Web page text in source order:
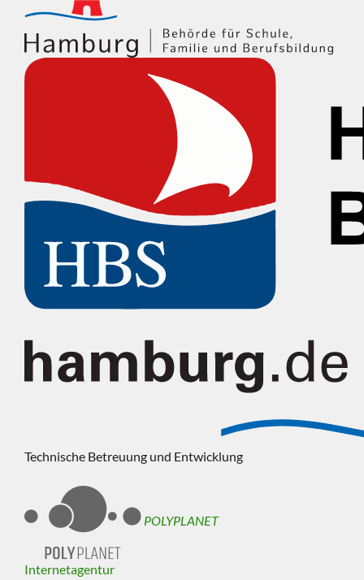
Technische Betreuung und Entwicklung
POLYPLANET
Internetagentur